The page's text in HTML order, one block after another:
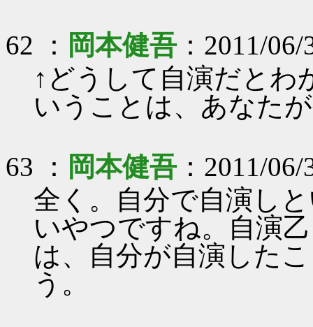
62 ： 岡本健吾：2011/06/
↑どうして自演だとわ
いうことは、あなた
63 ： 岡本健吾：2011/06/
全く。自分で自演し
いやつですね。自演
は、自分が自演した
う。